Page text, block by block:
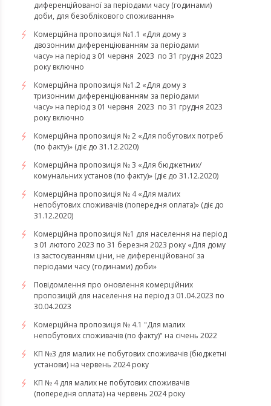
диференційованої за періодами часу (годинами)
доби, для безоблікового споживання»
Комерційна пропозиція №1.1 «Для дому з
двозонним диференціюванням за періодами
часу» на період з 01 червня 2023 по 31 грудня 2023
року включно
Комерційна пропозиція №1.2 «Для дому з
тризонним диференціюванням за періодами
часу» на період з 01 червня 2023 по 31 грудня 2023
року включно
Комерційна пропозиція № 2 «Для побутових потреб
(по факту)» (діє до 31.12.2020)
Комерційна пропозиція № 3 «Для бюджетних/
комунальних установ (по факту)» (діє до 31.12.2020)
Комерційна пропозиція № 4 «Для малих
непобутових споживачів (попередня оплата)» (діє до
31.12.2020)
Комерційна пропозиція №1 для населення на період
з 01 лютого 2023 по 31 березня 2023 року «Для дому
із застосуванням ціни, не диференційованої за
періодами часу (годинами) доби»
Повідомлення про оновлення комерційних
пропозицій для населення на період з 01.04.2023 по
30.04.2023
Комерційна пропозиція № 4.1 "Для малих
непобутових споживачів (по факту)" на січень 2022
КП №3 для малих не побутових споживачів (бюджетні
установи) на червень 2024 року
КП № 4 для малих не побутових споживачів
(попередня оплата) на червень 2024 року